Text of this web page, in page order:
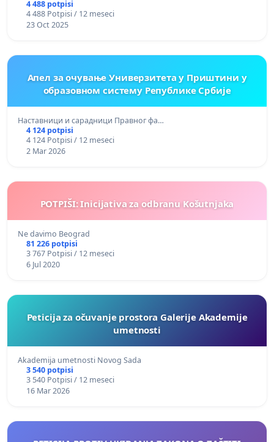
4 488 potpisi
4 488 Potpisi / 12 meseci
23 Oct 2025
Апел за очување Универзитета у Приштини у
образовном систему Републике Србије
Наставници и сарадници Правног фа…
4 124 potpisi
4 124 Potpisi / 12 meseci
2 Mar 2026
POTPIŠI: Inicijativa za odbranu Košutnjaka
Ne davimo Beograd
81 226 potpisi
3 767 Potpisi / 12 meseci
6 Jul 2020
Peticija za očuvanje prostora Galerije Akademije
umetnosti
Akademija umetnosti Novog Sada
3 540 potpisi
3 540 Potpisi / 12 meseci
16 Mar 2026